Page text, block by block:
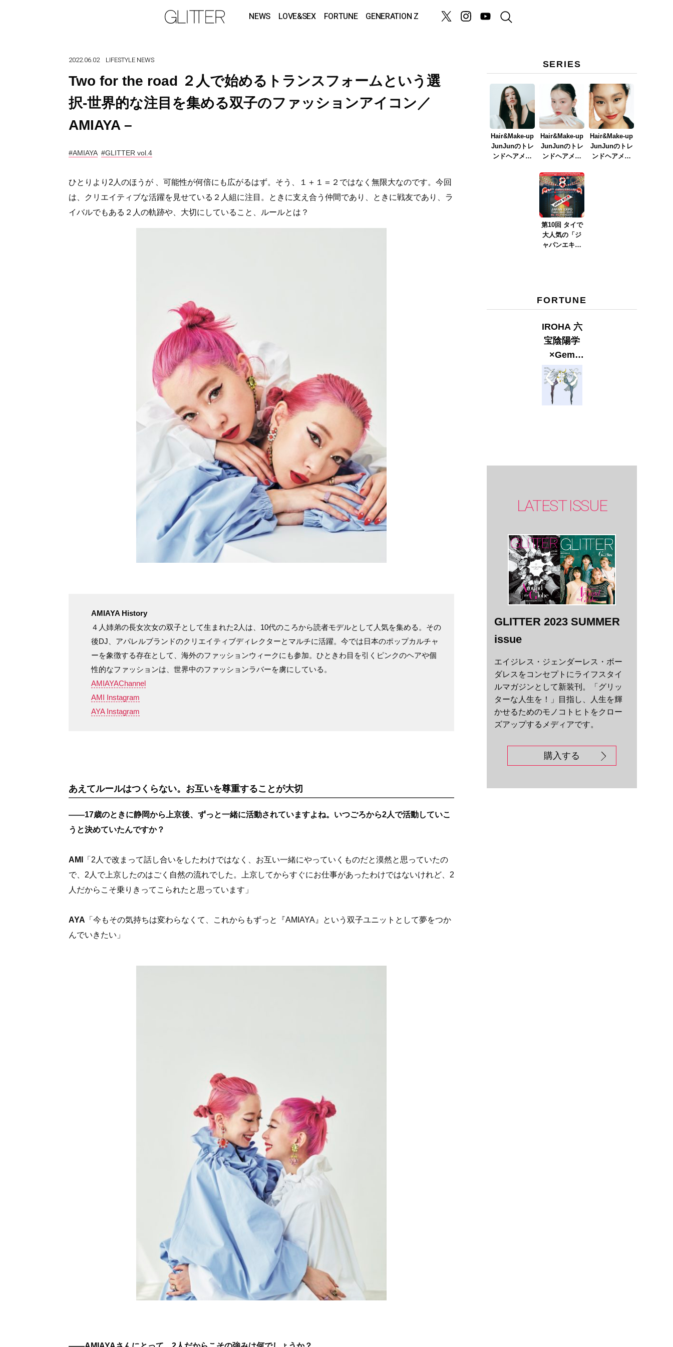
NEWS LOVE&SEX FORTUNE GENERATION Z
2022.06.02 LIFESTYLE NEWS
Two for the road ２人で始めるトランスフォームという選
択-世界的な注目を集める双子のファッションアイコン／
AMIAYA –
#AMIAYA #GLITTER vol.4
ひとりより2人のほうが 、可能性が何倍にも広がるはず。そう、１＋１＝２ではなく無限大なのです。今回
は、クリエイティブな活躍を見せている２人組に注目。ときに支え合う仲間であり、ときに戦友であり、ラ
イバルでもある２人の軌跡や、大切にしていること、ルールとは？
AMIAYA History
４人姉弟の長女次女の双子として生まれた2人は、10代のころから読者モデルとして人気を集める。その
後DJ、アパレルブランドのクリエイティブディレクターとマルチに活躍。今では日本のポップカルチャ
ーを象徴する存在として、海外のファッションウィークにも参加。ひときわ目を引くピンクのヘアや個
性的なファッションは、世界中のファッションラバーを虜にしている。
AMIAYAChannel
AMI Instagram
AYA Instagram
あえてルールはつくらない。お互いを尊重することが大切
――17歳のときに静岡から上京後、ずっと一緒に活動されていますよね。いつごろから2人で活動していこ
うと決めていたんですか？
AMI
「2人で改まって話し合いをしたわけではなく、お互い一緒にやっていくものだと漠然と思っていたの
で、2人で上京したのはごく自然の流れでした。上京してからすぐにお仕事があったわけではないけれど、2
人だからこそ乗りきってこられたと思っています」
AYA 「今もその気持ちは変わらなくて、これからもずっと『AMIAYA』という双子ユニットとして夢をつか
んでいきたい」
SERIES
Hair&Make-up
JunJunのトレ
ンドヘアメイ
Hair&Make-up
JunJunのトレ
ンドヘアメイ
イク
ver.2023』
Hair&Make-up
JunJunのトレ
ンドヘアメイ
第10回 タイで
大人気の「ジ
ャパンエキス
FORTUNE
IROHA 六
宝陰陽学
×Gem
Muse
【GLITTER
2023
LATEST ISSUE
GLITTER 2023 SUMMER
issue
エイジレス・ジェンダーレス・ボー
ダレスをコンセプトにライフスタイ
ルマガジンとして新装刊。「グリッ
ターな人生を！」目指し、人生を輝
かせるためのモノコトヒトをクロー
ズアップするメディアです。
購入する